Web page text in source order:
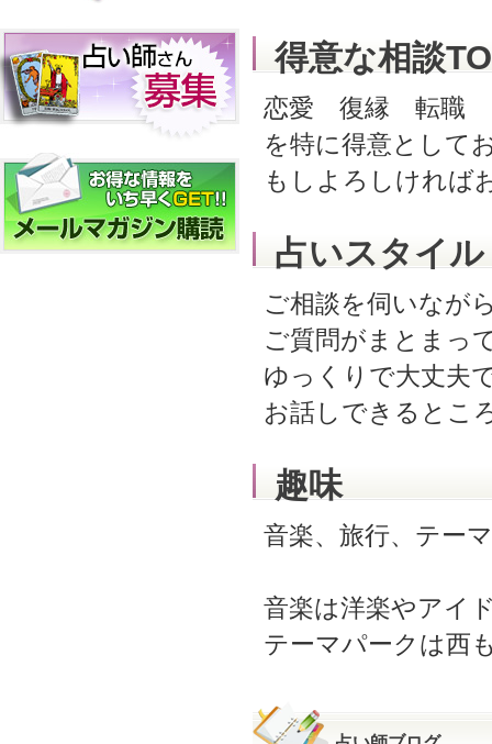
得意な相談
恋愛 復縁 転職
を特に得意として
もしよろしければ
占いスタイル
ご相談を伺いなが
ご質問がまとまっ
ゆっくりで大丈夫
お話しできるとこ
趣味
音楽、旅行、テー
音楽は洋楽やアイ
テーマパークは西